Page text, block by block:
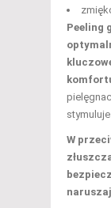
Peeling
W